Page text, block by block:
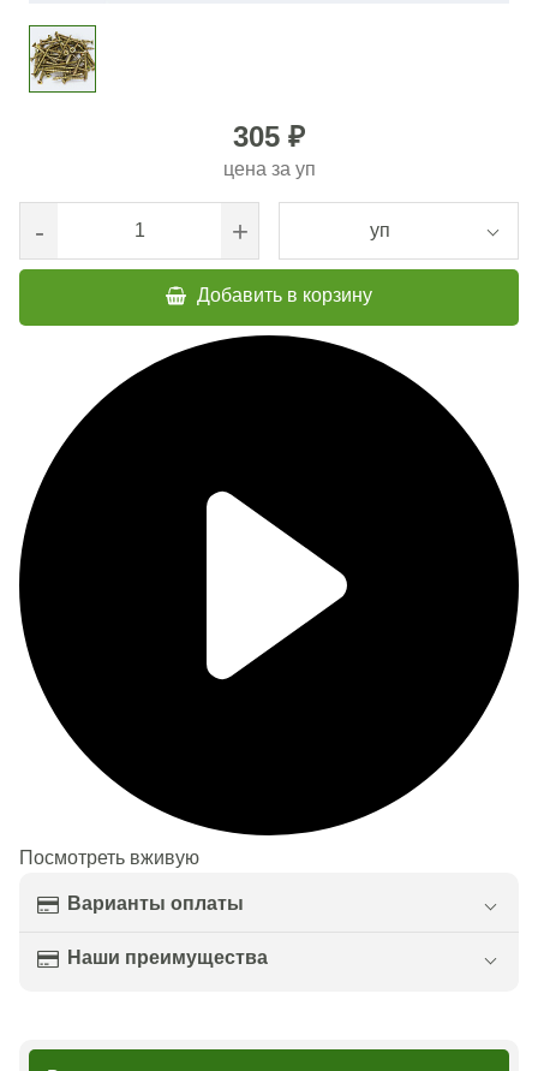
305 ₽
цена за уп
- + уп
Добавить в корзину
Посмотреть вживую
Варианты оплаты
Наши преимущества